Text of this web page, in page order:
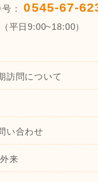
号：0545-67-
（平日9:00~18:00）
訪問について
い合わせ
来